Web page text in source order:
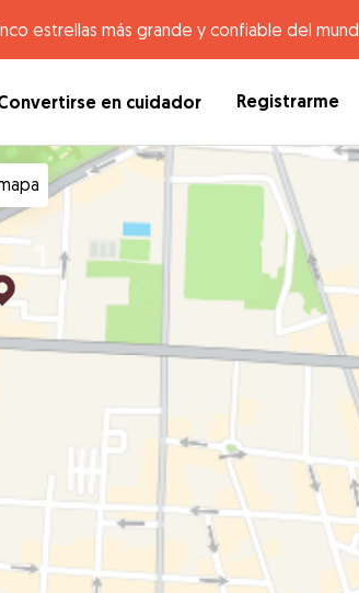
estrellas más grande y confiable del
en cuidador Registrarme